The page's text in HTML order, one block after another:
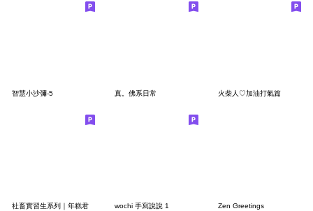
智慧小沙彌-5 真。佛系日常 火柴人♡加油打氣篇
社畜實習生系列｜年糕君 wochi 手寫說說 1 Zen Greetings